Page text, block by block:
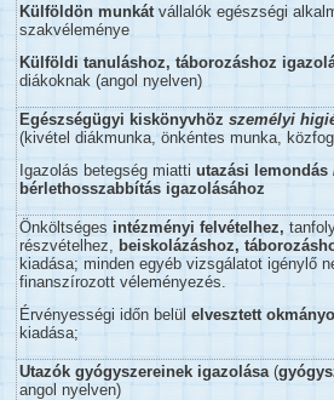
Külföldön munkátvállalók egészségi
szakvéleménye
Külföldi tanuláshoz, táborozáshoz
diákoknak (angol nyelven)
Egészségügyi kiskönyvhözszemélyi
(kivétel diákmunka, önkéntes munka,
Igazolás betegség miattiutazási lemondás
bérlethosszabbítás igazolásához
Önköltséges intézményi felvételhez,
részvételhez, beiskolázáshoz,
kiadása; minden egyéb vizsgálatot igénylő
finanszírozott véleményezés.
Érvényességi időn belülelvesztett
kiadása;
Utazók gyógyszereinek igazolása(
angol nyelven)